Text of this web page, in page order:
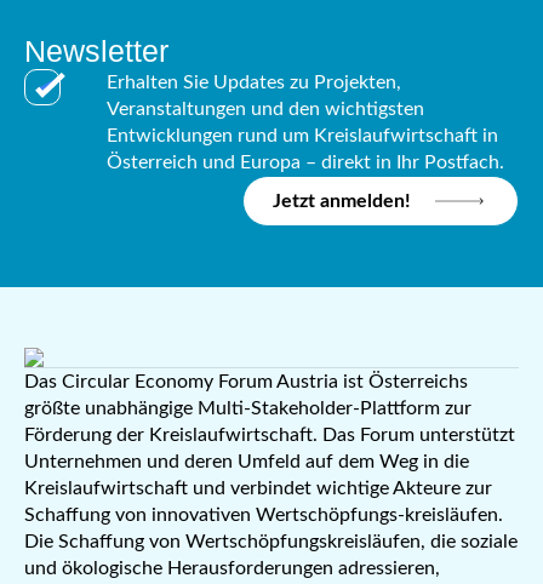
Newsletter
Erhalten Sie Updates zu Projekten,
Veranstaltungen und den wichtigsten
Entwicklungen rund um Kreislaufwirtschaft in
Österreich und Europa – direkt in Ihr Postfach.
Jetzt anmelden!
Das Circular Economy Forum Austria ist Österreichs
größte unabhängige Multi-Stakeholder-Plattform zur
Förderung der Kreislaufwirtschaft. Das Forum unterstützt
Unternehmen und deren Umfeld auf dem Weg in die
Kreislaufwirtschaft und verbindet wichtige Akteure zur
Schaffung von innovativen Wertschöpfungs-kreisläufen.
Die Schaffung von Wertschöpfungskreisläufen, die soziale
und ökologische Herausforderungen adressieren,